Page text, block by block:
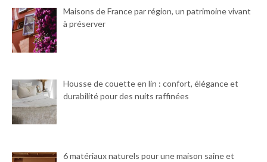
Maisons de France par région, un patrimoine vivant
à préserver
Housse de couette en lin : confort, élégance et
durabilité pour des nuits raffinées
6 matériaux naturels pour une maison saine et